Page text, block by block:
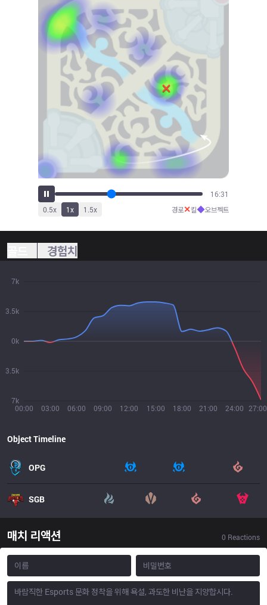
18:15
0.5x 1x 1.5x 경로✕킬◆오브젝트
경험치
00:00 03:00 06:00 09:00 12:00 15:00 18:00 21:00 24:00 27:00
7k
3.5k
0k
3.5k
7k
Object Timeline
OPG
SGB
매치 리액션 0 Reactions